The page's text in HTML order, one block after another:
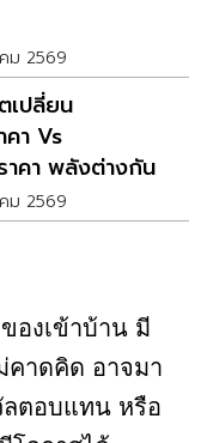
ม 2569
เปลี่ยน
า Vs
าคา พลังต่างกัน
ม 2569
องเข้าบ้าน มี
คาดคิด อาจมา
ลตอบแทน หรือ